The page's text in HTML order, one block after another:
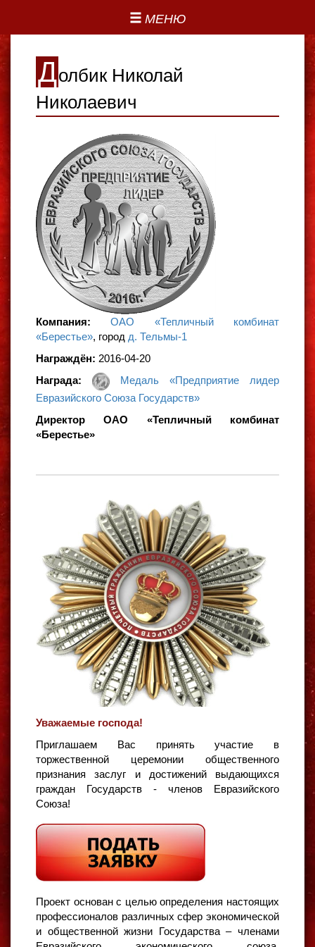
МЕНЮ
Долбик Николай
Николаевич
Компания:ОАО «Тепличный комбинат
«Берестье», город д. Тельмы-1
Награждён: 2016-04-20
Награда:
Медаль «Предприятие лидер
Евразийского Союза Государств»
Директор ОАО «Тепличный комбинат
«Берестье»
Уважаемые господа!
Приглашаем Вас принять участие в
торжественной церемонии общественного
признания заслуг и достижений выдающихся
граждан Государств - членов Евразийского
Союза!
Проект основан с целью определения настоящих
профессионалов различных сфер экономической
и общественной жизни Государства – членами